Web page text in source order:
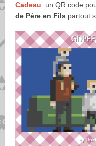
Cadeau: un QR code
de Père en Fils partout